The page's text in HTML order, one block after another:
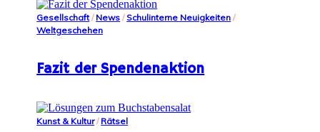
Gesellschaft/ News / Schulinterne Neuigkeiten /
Weltgeschehen
Fazit der Spendenaktion
Kunst & Kultur/ Rätsel